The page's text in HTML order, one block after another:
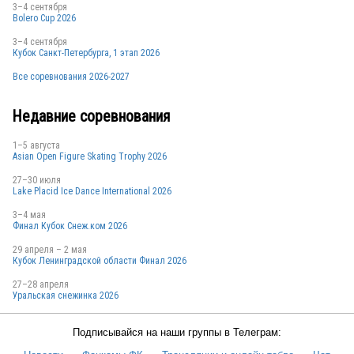
3–4 сентября
Bolero Cup 2026
3–4 сентября
Кубок Санкт-Петербурга, 1 этап 2026
Все соревнования 2026-2027
Недавние соревнования
1–5 августа
Asian Open Figure Skating Trophy 2026
27–30 июля
Lake Placid Ice Dance International 2026
3–4 мая
Финал Кубок Снеж.ком 2026
29 апреля – 2 мая
Кубок Ленинградской области Финал 2026
27–28 апреля
Уральская снежинка 2026
Подписывайся на наши группы в Телеграм: